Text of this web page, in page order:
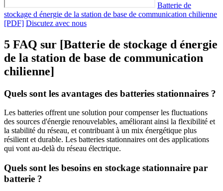
Batterie de
stockage d énergie de la station de base de communication chilienne
[PDF] Discutez avec nous
5 FAQ sur [Batterie de stockage d énergie
de la station de base de communication
chilienne]
Quels sont les avantages des batteries stationnaires ?
Les batteries offrent une solution pour compenser les fluctuations
des sources d'énergie renouvelables, améliorant ainsi la flexibilité et
la stabilité du réseau, et contribuant à un mix énergétique plus
résilient et durable. Les batteries stationnaires ont des applications
qui vont au-delà du réseau électrique.
Quels sont les besoins en stockage stationnaire par
batterie ?